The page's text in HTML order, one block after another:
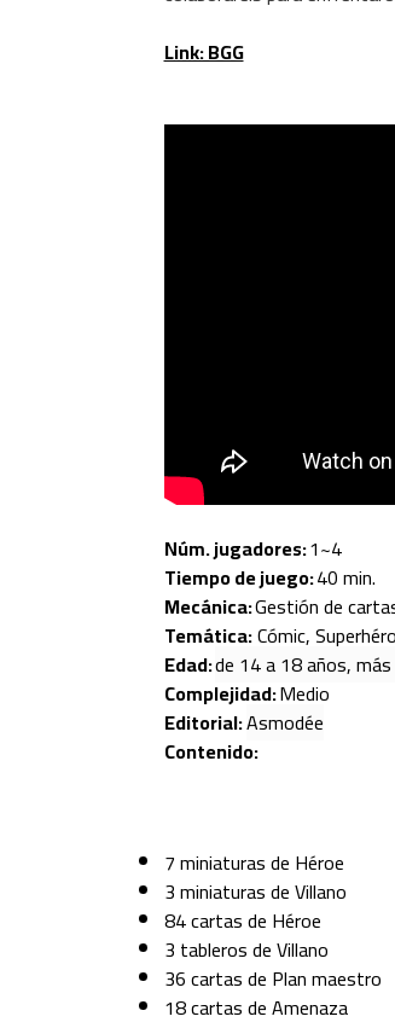
Link: BGG
Núm. jugadores:1~4
Tiempo de juego:40 min.
Mecánica:Gestión de
Temática:Cómic,
Edad:de 14 a 18 años,
Complejidad:Medio
Editorial:Asmodée
Contenido:
7 miniaturas de Héroe
3 miniaturas de Villano
84 cartas de Héroe
3 tableros de Villano
36 cartas de Plan maestro
18 cartas de Amenaza